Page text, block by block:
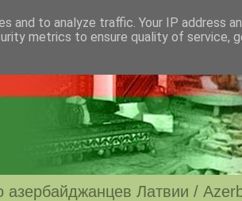
Латвии /
and to analyze traffic. Your IP address
metrics to ensure quality of service,